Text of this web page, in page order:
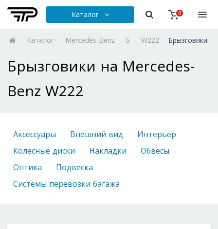
Каталог 0
- Каталог - Mercedes-Benz - S - W222 - Брызговики
Брызговики на Mercedes-
Benz W222
Аксессуары Внешний вид
Интерьер
Колесные диски
Накладки
Обвесы
Оптика
Подвеска
Системы перевозки багажа